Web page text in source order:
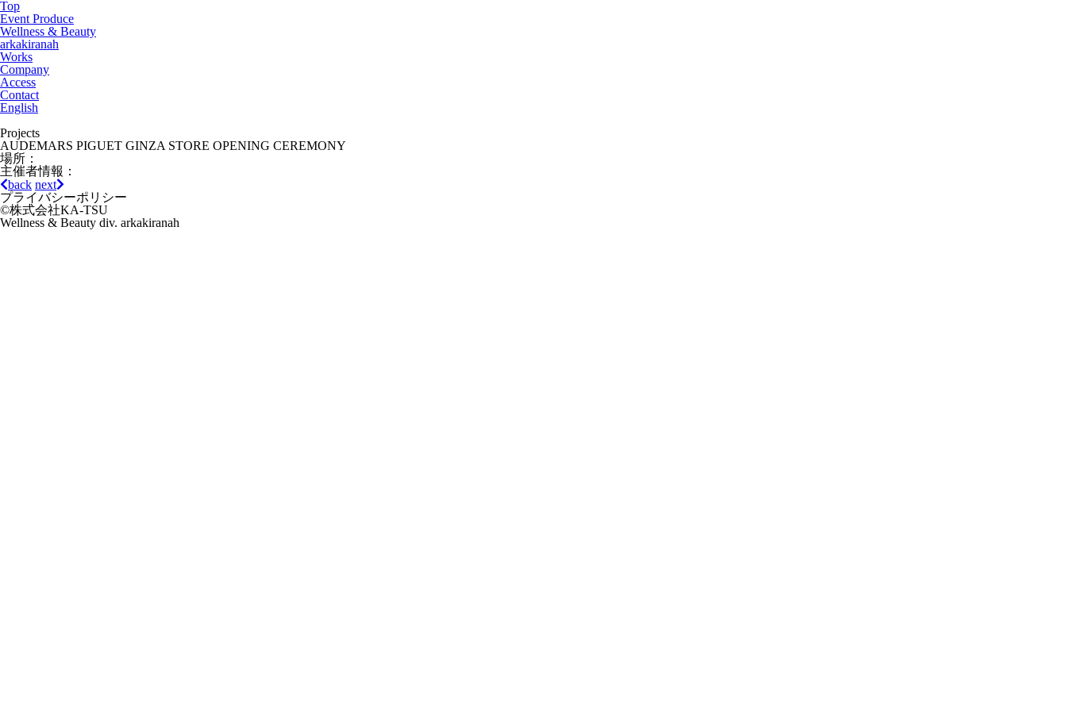
Top
Event Produce
Wellness & Beauty
arkakiranah
Works
Company
Access
Contact
English
Projects
AUDEMARS PIGUET GINZA STORE OPENING CEREMONY
場所：
主催者情報：
back next
プライバシーポリシー
©株式会社KA-TSU
Wellness & Beauty div. arkakiranah